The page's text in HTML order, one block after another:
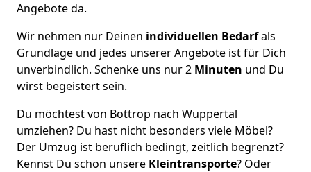
Angebote da.
Wir nehmen nur Deinen individuellen Bedarfals
Grundlage und jedes unserer Angebote ist für Dich
unverbindlich. Schenke uns nur 2 Minuten und Du
wirst begeistert sein.
Du möchtest von Bottrop nach Wuppertal
umziehen? Du hast nicht besonders viele Möbel?
Der Umzug ist beruflich bedingt, zeitlich begrenzt?
Kennst Du schon unsere Kleintransporte? Oder